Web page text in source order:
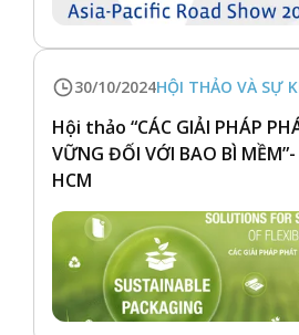
30/10/2024HỘI THẢO VÀ SỰ
Hội thảo “CÁC GIẢI PHÁP
VỮNG ĐỐI VỚI BAO BÌ
HCM